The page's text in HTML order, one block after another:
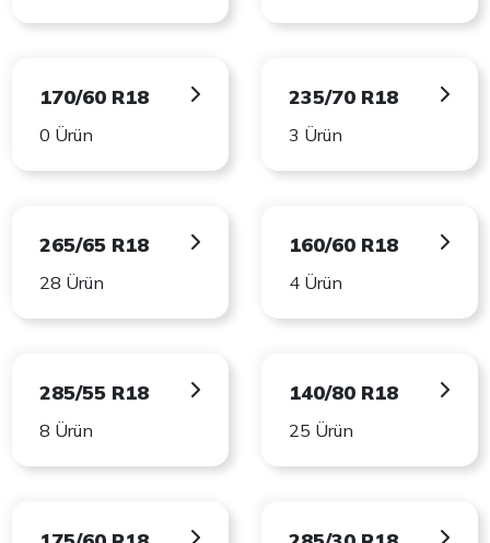
170/60 R18
0 Ürün
235/70 R18
3 Ürün
265/65 R18
28 Ürün
160/60 R18
4 Ürün
285/55 R18
8 Ürün
140/80 R18
25 Ürün